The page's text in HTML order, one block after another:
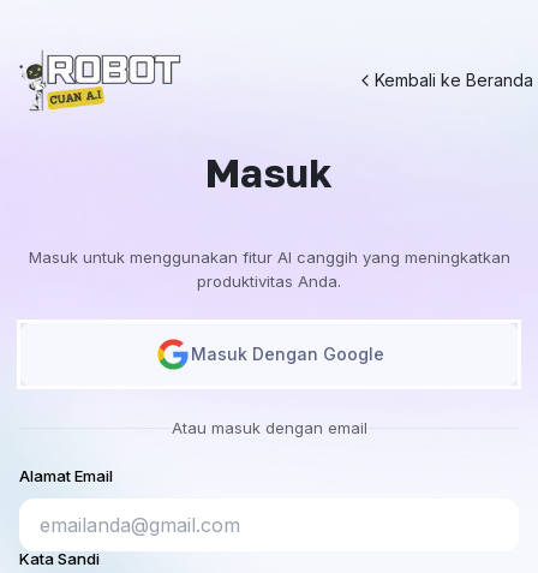
Kembali ke Beranda
Masuk
Masuk untuk menggunakan fitur AI canggih yang meningkatkan
produktivitas Anda.
Masuk Dengan Google
Atau masuk dengan email
Alamat Email
Kata Sandi